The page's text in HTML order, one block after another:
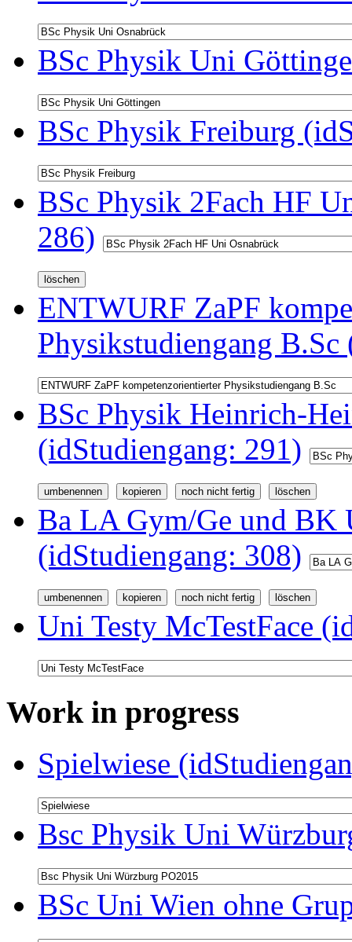
BSc Physik Uni
BSc Physik Freiburg
BSc Physik 2Fach HF
286)
ENTWURF ZaPF
Physikstudiengang
BSc Physik Heinrich-
(idStudiengang: 291)
Ba LA Gym/Ge und BK
(idStudiengang: 308)
Uni Testy McTestFace
Work in progress
Spielwiese
Bsc Physik Uni
BSc Uni Wien ohne